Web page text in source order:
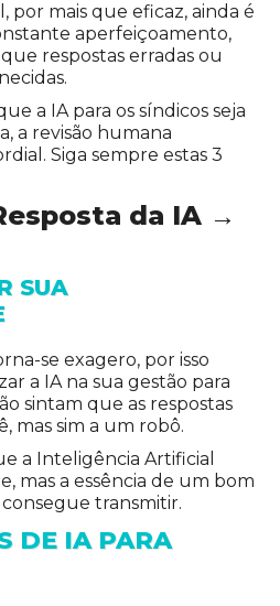
por mais que eficaz, ainda é
aperfeiçoamento,
respostas erradas ou
a IA para os síndicos seja
a revisão humana
Siga sempre estas 3
da IA →
SUA
se exagero, por isso
a IA na sua gestão para
sintam que as respostas
mas sim a um robô.
a Inteligência Artificial
mas a essência de um bom
transmitir.
DE IA PARA